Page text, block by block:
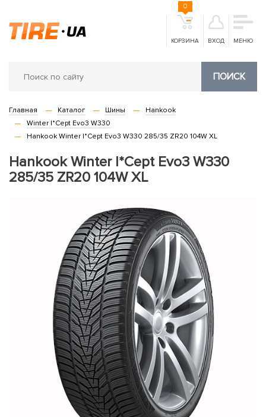
КОРЗИНА
0
ВХОД МЕНЮ
ПОИСК
Главная Каталог Шины
Hankook
Winter I*Cept Evo3 W330
Hankook Winter I*Cept Evo3 W330 285/35 ZR20 104W XL
Hankook Winter I*Cept Evo3 W330
285/35 ZR20 104W XL